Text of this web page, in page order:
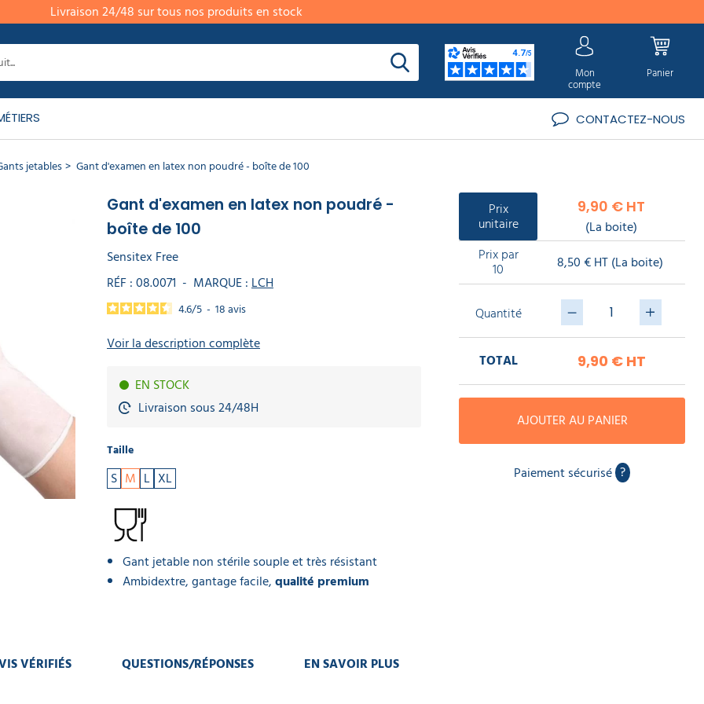
Livraison 24/48 sur tous nos produits en stock
Mon
compte
Panier
CONTACTEZ-NOUS
jetables Gant d'examen en latex non poudré - boîte de 100
Gant d'examen en latex non poudré -
boîte de 100
Sensitex Free
RÉF :08.0071 - MARQUE :LCH
4.6/5 - 18avis
Voir la description complète
EN STOCK
Livraison sous 24/48H
Taille
S M L XL
Gant jetable non stérile souple et très résistant
Ambidextre, gantage facile,qualité premium
Prix
unitaire
9,90 € HT
(La boite)
Prix par
10 8,50 € HT (La boite)
Quantité
TOTAL 9,90 € HT
AJOUTER AU PANIER
Paiement sécurisé ?
VÉRIFIÉS QUESTIONS/RÉPONSES EN SAVOIR PLUS